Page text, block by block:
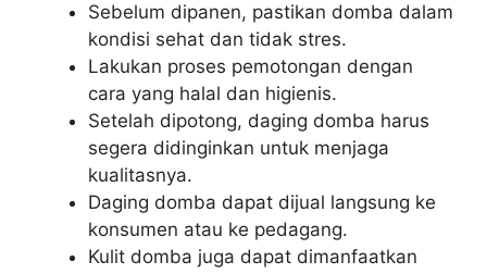
Sebelum dipanen, pastikan domba dalam
kondisi sehat dan tidak stres.
Lakukan proses pemotongan dengan
cara yang halal dan higienis.
Setelah dipotong, daging domba harus
segera didinginkan untuk menjaga
kualitasnya.
Daging domba dapat dijual langsung ke
konsumen atau ke pedagang.
Kulit domba juga dapat dimanfaatkan